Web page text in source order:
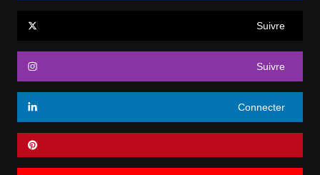
Suivre
Suivre
Connecter